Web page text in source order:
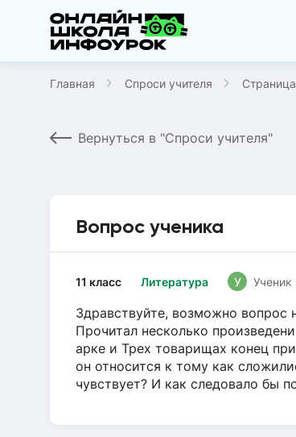
Главная Спроси учителя
Вернуться в "Спроси учителя"
Вопрос ученика
Литература
11 класс У Ученик
Здравствуйте, возможно вопрос
Прочитал несколько
арке и Трех товарищах конец
он относится к тому как
чувствует? И как следовало бы